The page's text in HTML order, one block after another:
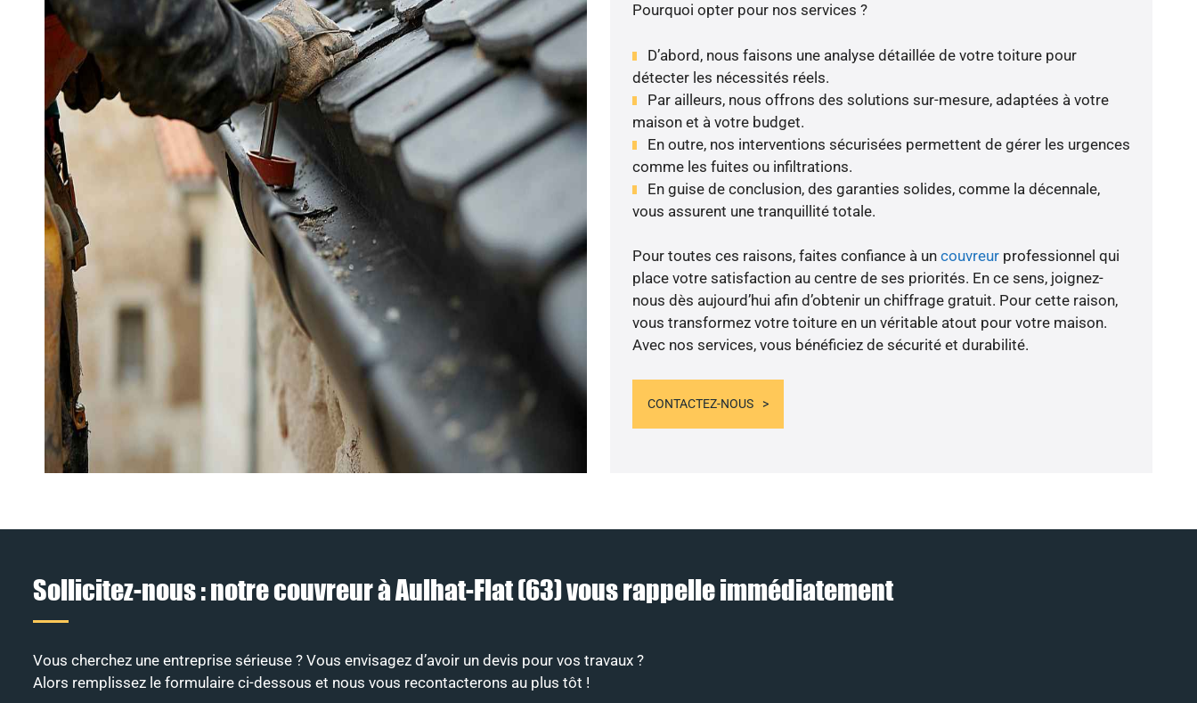
Pourquoi opter pour nos services ?
D’abord, nous faisons une analyse détaillée de votre toiture pour
détecter les nécessités réels.
Par ailleurs, nous offrons des solutions sur-mesure, adaptées à votre
maison et à votre budget.
En outre, nos interventions sécurisées permettent de gérer les urgences
comme les fuites ou infiltrations.
En guise de conclusion, des garanties solides, comme la décennale,
vous assurent une tranquillité totale.
Pour toutes ces raisons, faites confiance à un couvreurprofessionnel qui
place votre satisfaction au centre de ses priorités. En ce sens, joignez-
nous dès aujourd’hui afin d’obtenir un chiffrage gratuit. Pour cette raison,
vous transformez votre toiture en un véritable atout pour votre maison.
Avec nos services, vous bénéficiez de sécurité et durabilité.
CONTACTEZ-NOUS
Sollicitez-nous : notre couvreur à Aulhat-Flat (63) vous rappelle immédiatement
Vous cherchez une entreprise sérieuse ? Vous envisagez d’avoir un devis pour vos travaux ?
Alors remplissez le formulaire ci-dessous et nous vous recontacterons au plus tôt !